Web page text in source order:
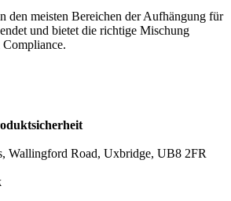
den meisten Bereichen der Aufhängung für
und bietet die richtige Mischung
Wallingford Road, Uxbridge, UB8 2FR